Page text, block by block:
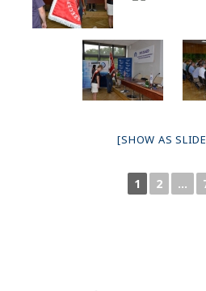
[SHOW AS
1 2 ...